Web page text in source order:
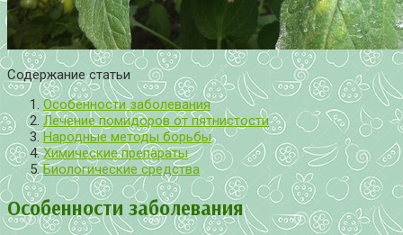
Содержание статьи
Особенности заболевания
Лечение помидоров от пятнистости
Народные методы борьбы
Химические препараты
Биологические средства
Особенности заболевания